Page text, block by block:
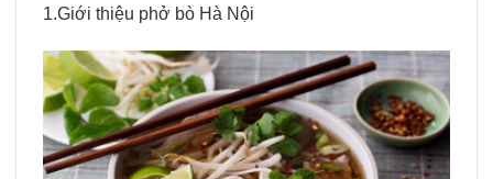
1.Giới thiệu phở bò Hà Nội